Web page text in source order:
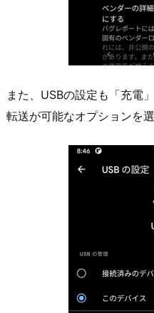
また、USBの設定も「充電
転送が可能なオプションを